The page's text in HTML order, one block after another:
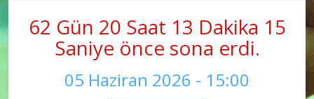
62 Gün 20 Saat 13 Dakika 15
Saniye önce sona erdi.
05 Haziran 2026 - 15:00